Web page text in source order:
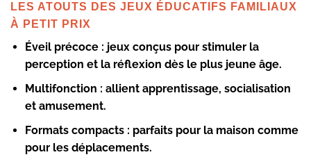
LES ATOUTS DES JEUX ÉDUCATIFS FAMILIAUX
À PETIT PRIX
Éveil précoce : jeux conçus pour stimuler la
perception et la réflexion dès le plus jeune âge.
Multifonction : allient apprentissage, socialisation
et amusement.
Formats compacts : parfaits pour la maison comme
pour les déplacements.